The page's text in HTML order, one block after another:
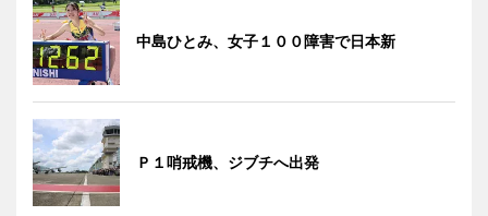
中島ひとみ、女子１００障害で日本新
Ｐ１哨戒機、ジブチへ出発